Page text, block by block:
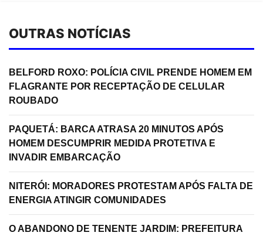
OUTRAS NOTÍCIAS
BELFORD ROXO: POLÍCIA CIVIL PRENDE HOMEM EM
FLAGRANTE POR RECEPTAÇÃO DE CELULAR
ROUBADO
PAQUETÁ: BARCA ATRASA 20 MINUTOS APÓS
HOMEM DESCUMPRIR MEDIDA PROTETIVA E
INVADIR EMBARCAÇÃO
NITERÓI: MORADORES PROTESTAM APÓS FALTA DE
ENERGIA ATINGIR COMUNIDADES
O ABANDONO DE TENENTE JARDIM: PREFEITURA